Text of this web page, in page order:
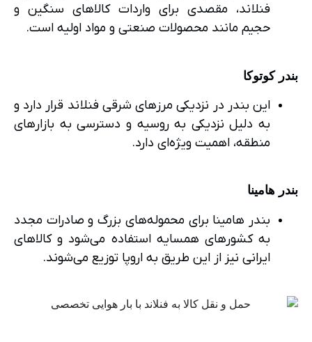
فنلاند، مقصدی برای واردات کالاهای سنگین و
حجیم مانند محصولات صنعتی و مواد اولیه است.
بندر کوتوکا
این بندر در نزدیکی مرزهای شرقی فنلاند قرار دارد و
به دلیل نزدیکی به روسیه و دسترسی به بازارهای
منطقه، اهمیت ویژه‌ای دارد.
بندر هامینا
بندر هامینا برای محموله‌های بزرگ و صادرات مجدد
به کشورهای همسایه استفاده می‌شود و کالاهای
ایرانی نیز از این طریق به اروپا توزیع می‌شوند.